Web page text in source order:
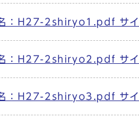
：H27-2shiryo1.pdf サ
：H27-2shiryo2.pdf サ
：H27-2shiryo3.pdf サ